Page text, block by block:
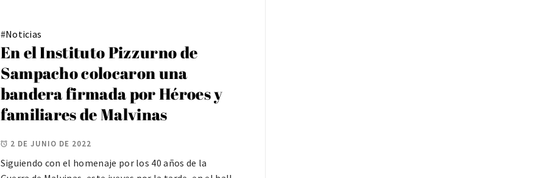
#Noticias
En el Instituto Pizzurno de
Sampacho colocaron una
bandera firmada por Héroes y
familiares de Malvinas
2 DE JUNIO DE 2022
Siguiendo con el homenaje por los 40 años de la